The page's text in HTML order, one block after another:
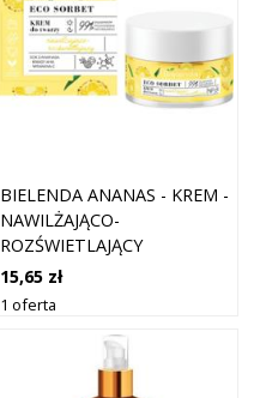
BIELENDA ANANAS - KREM -
NAWILŻAJĄCO-
ROZŚWIETLAJĄCY
15,65 zł
1 oferta